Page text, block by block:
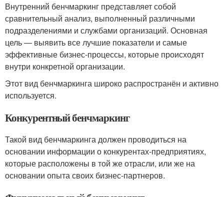
Внутренний бенчмаркинг представляет собой
сравнительный анализ, выполненный различными
подразделениями и службами организаций. Основная
цель — выявить все лучшие показатели и самые
эффективные бизнес-процессы, которые происходят
внутри конкретной организации.
Этот вид бенчмаркинга широко распространён и активно
используется.
Конкурентный бенчмаркинг
Такой вид бенчмаркинга должен проводиться на
основании информации о конкурентах-предприятиях,
которые расположены в той же отрасли, или же на
основании опыта своих бизнес-партнеров.